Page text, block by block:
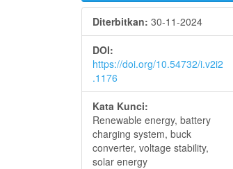
Diterbitkan: 30-11-2024
DOI:
https://doi.org/10.54732/i.v2i2
.1176
Kata Kunci:
Renewable energy, battery
charging system, buck
converter, voltage stability,
solar energy